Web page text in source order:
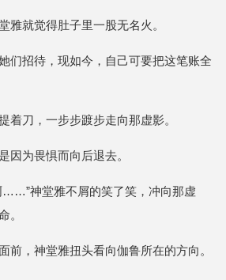
雅就觉得肚子里一股无名火。
们招待，现如今，自己可要把这笔账全
着刀，一步步踱步走向那虚影。
因为畏惧而向后退去。
……”神堂雅不屑的笑了笑，冲向那虚
。
前，神堂雅扭头看向伽鲁所在的方向。